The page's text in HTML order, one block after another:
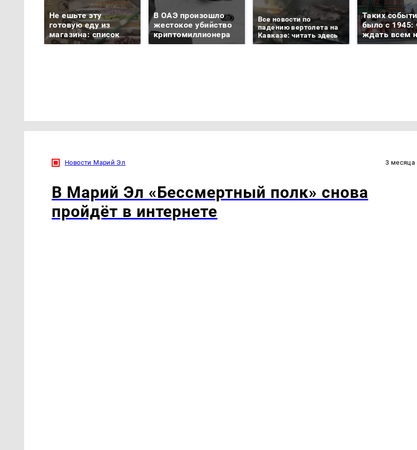
Не ешьте эту
готовую еду из
магазина: список
В ОАЭ произошло
жестокое убийство
криптомиллионера
Все новости по
падению вертолета на
Кавказе: читать здесь
Таких
было с 1945:
ждать всем
Новости Марий Эл 3 месяца
В Марий Эл «Бессмертный полк» снова
пройдёт в интернете